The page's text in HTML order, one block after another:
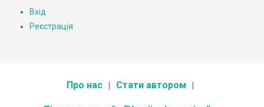
Вхід
Реєстрація
Про нас Стати автором